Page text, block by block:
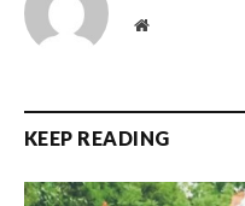
Website
KEEP READING